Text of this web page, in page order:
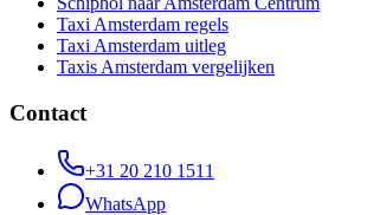
Taxi Amsterdam regels
Taxi Amsterdam uitleg
Taxis Amsterdam vergelijken
Contact
+31 20 210 1511
WhatsApp